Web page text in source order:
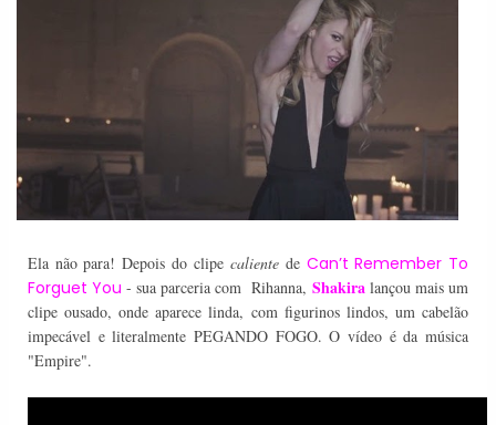
Ela não para! Depois do clipe calientede Can’t Remember To
Forguet You - sua parceria comRihanna, Shakira lançou mais um
clipe ousado, onde aparece linda, com figurinos lindos, um cabelão
impecável e literalmente PEGANDO FOGO. O vídeo é da música
"Empire".